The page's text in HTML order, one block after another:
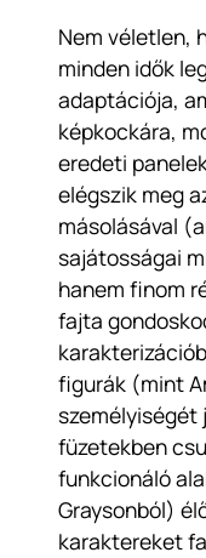
Nem véletlen,
minden idők
adaptációja,
képkockára,
eredeti
elégszik meg
másolásával
sajátosságai
hanem finom
fajta
figurák (mint
személyiségét
füzetekben
funkcionáló
Graysonból)
karaktereket